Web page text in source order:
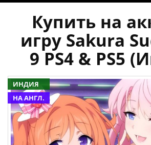
Купить на
игру Sakura
9 PS4 & PS5
ИНДИЯ
НА АНГЛ.